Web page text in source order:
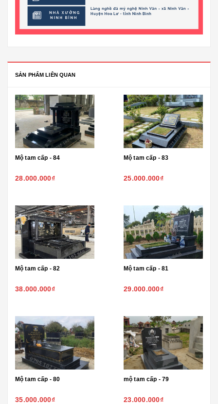
SẢN PHẨM LIÊN QUAN
Mộ tam cấp - 84
28.000.000₫
Mộ tam cấp - 83
25.000.000₫
Mộ tam cấp - 82
38.000.000₫
Mộ tam cấp - 81
29.000.000₫
Mộ tam cấp - 80
35.000.000₫
mộ tam cấp - 79
23.000.000₫